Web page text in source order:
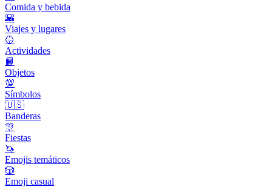
Comida y bebida
🌇
Viajes y lugares
🥎
Actividades
📙
Objetos
💯
Símbolos
🇺🇸
Banderas
🎊
Fiestas
🦄
Emojis temáticos
🎲
Emoji casual